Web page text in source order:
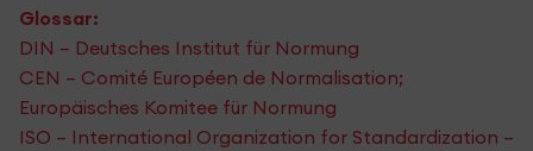
Glossar:
DIN – Deutsches Institut für Normung
CEN – Comité Européen de Normalisation;
Europäisches Komitee für Normung
ISO – International Organization for Standardization –